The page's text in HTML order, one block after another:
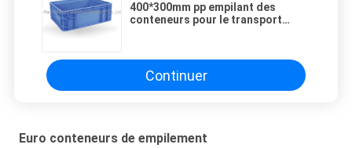
400*300mm pp empilant des
conteneurs pour le transport
Continuer
Euro conteneurs de empilement